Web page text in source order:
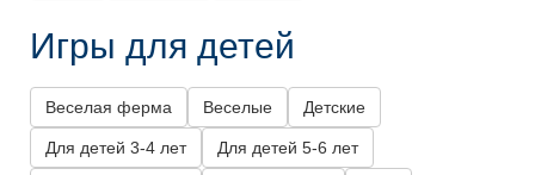
Игры для детей
Веселая ферма Веселые Детские
Для детей 3-4 лет Для детей 5-6 лет